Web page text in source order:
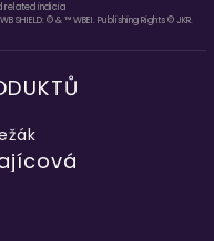
related indicia
SHIELD: © & ™ WBEI. Publishing Rights © JKR.